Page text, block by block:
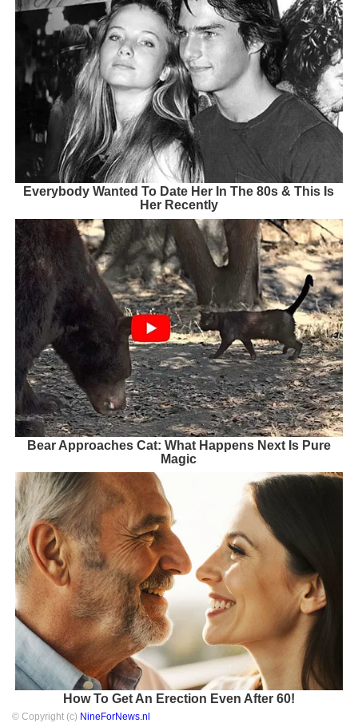
Everybody Wanted To Date Her In The 80s & This Is
Her Recently
Bear Approaches Cat: What Happens Next Is Pure
Magic
How To Get An Erection Even After 60!
© Copyright (c) NineForNews.nl